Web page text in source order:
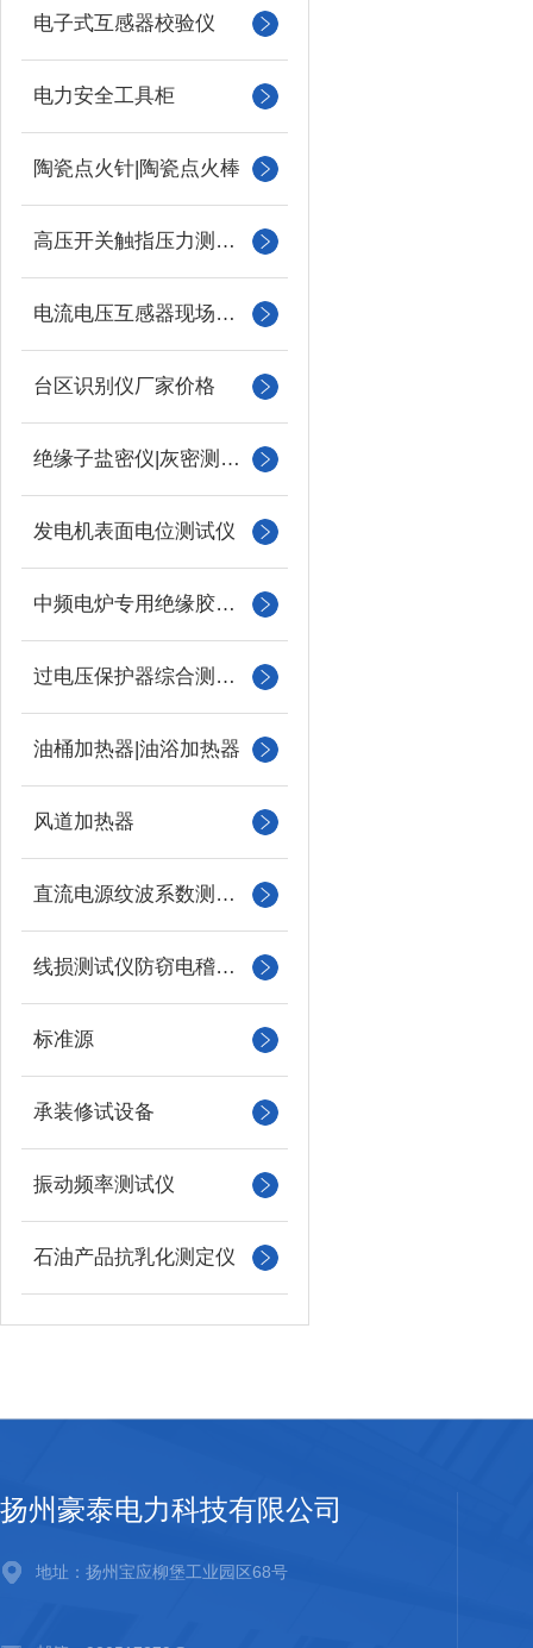
电子式互感器校验仪
电力安全工具柜
陶瓷点火针|陶瓷点火棒
高压开关触指压力测试仪
电流电压互感器现场校验仪
台区识别仪厂家价格
绝缘子盐密仪|灰密测试仪
发电机表面电位测试仪
中频电炉专用绝缘胶木柱
过电压保护器综合测试仪
油桶加热器|油浴加热器
风道加热器
直流电源纹波系数测试仪
线损测试仪防窃电稽查仪
标准源
承装修试设备
振动频率测试仪
石油产品抗乳化测定仪
扬州豪泰电力科技有限公司
地址：扬州宝应柳堡工业园区68号